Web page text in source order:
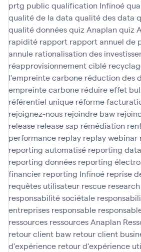
prtg public qualification Infinoé
qualité de la data qualité des data
qualité donnéesquiz Anaplan quiz
rapidité rapport rapport annuel de
annule rationalisation des
réapprovisionnement ciblé
l'empreinte carbone réduction des
empreinte carbone réduire effet
référentiel unique réforme
rejoignez-nous rejoindre baw
release release sap rémédiation
performance replay replay webinar
reporting automatisé reporting data
reporting données reporting
financier reporting Infinoé reprise
requêtes utilisateur rescue research
responsabilité sociétale
entreprises responsable
ressources ressources Anaplan
retour client baw retour client
d'expérience retour d'expérience